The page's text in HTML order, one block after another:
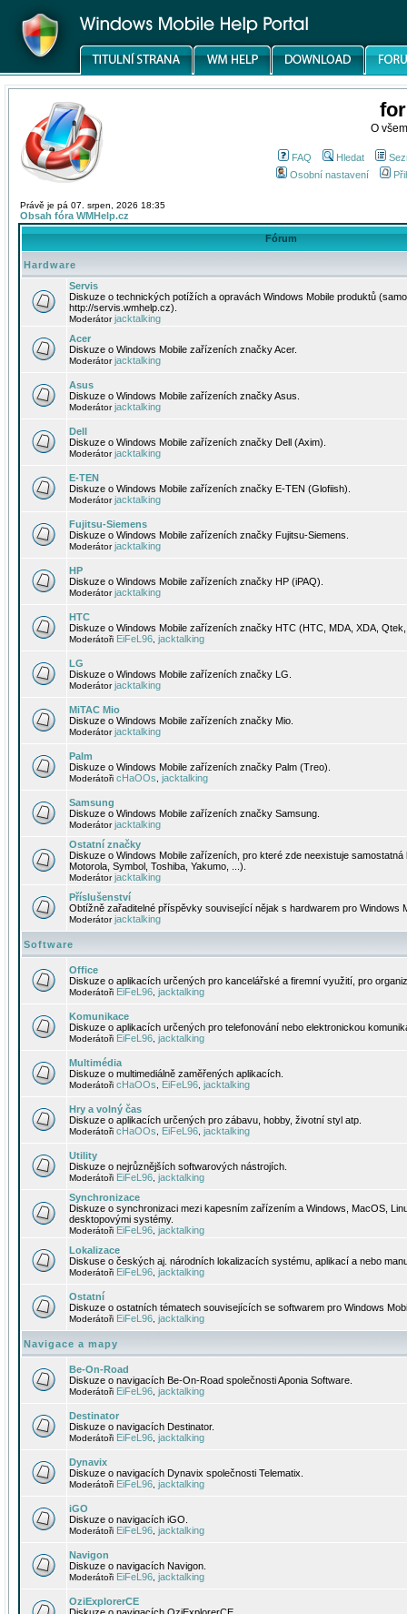
O
FAQ Hledat
Osobní nastavení
Právě je pá 07. srpen, 2026 18:35
Obsah fóra WMHelp.cz
Fórum
Hardware
Servis
Diskuze o technických potížích a opravách Windows Mobile produktů
http://servis.wmhelp.cz).
Moderátorjacktalking
Acer
Diskuze o Windows Mobile zařízeních značky Acer.
Moderátorjacktalking
Asus
Diskuze o Windows Mobile zařízeních značky Asus.
Moderátorjacktalking
Dell
Diskuze o Windows Mobile zařízeních značky Dell (Axim).
Moderátorjacktalking
E-TEN
Diskuze o Windows Mobile zařízeních značky E-TEN (Glofiish).
Moderátorjacktalking
Fujitsu-Siemens
Diskuze o Windows Mobile zařízeních značky Fujitsu-Siemens.
Moderátorjacktalking
HP
Diskuze o Windows Mobile zařízeních značky HP (iPAQ).
Moderátorjacktalking
HTC
Diskuze o Windows Mobile zařízeních značky HTC (HTC, MDA, XDA,
Moderátoři EiFeL96 jacktalking
LG
Diskuze o Windows Mobile zařízeních značky LG.
Moderátorjacktalking
MiTAC Mio
Diskuze o Windows Mobile zařízeních značky Mio.
Moderátorjacktalking
Palm
Diskuze o Windows Mobile zařízeních značky Palm (Treo).
Moderátoři cHaOOs jacktalking
Samsung
Diskuze o Windows Mobile zařízeních značky Samsung.
Moderátorjacktalking
Ostatní značky
Diskuze o Windows Mobile zařízeních, pro které zde neexistuje
Motorola, Symbol, Toshiba, Yakumo, ...).
Moderátorjacktalking
Příslušenství
Obtížně zařaditelné příspěvky související nějak s hardwarem pro Windows
Moderátorjacktalking
Software
Office
Diskuze o aplikacích určených pro kancelářské a firemní využití, pro
Moderátoři EiFeL96 jacktalking
Komunikace
Diskuze o aplikacích určených pro telefonování nebo elektronickou
Moderátoři EiFeL96 jacktalking
Multimédia
Diskuze o multimediálně zaměřených aplikacích.
Moderátoři cHaOOs EiFeL96 jacktalking
Hry a volný čas
Diskuze o aplikacích určených pro zábavu, hobby, životní styl atp.
Moderátoři cHaOOs EiFeL96 jacktalking
Utility
Diskuze o nejrůznějších softwarových nástrojích.
Moderátoři EiFeL96 jacktalking
Synchronizace
Diskuze o synchronizaci mezi kapesním zařízením a Windows, MacOS,
desktopovými systémy.
Moderátoři EiFeL96 jacktalking
Lokalizace
Diskuse o českých aj. národních lokalizacích systému, aplikací a nebo
Moderátoři EiFeL96 jacktalking
Ostatní
Diskuze o ostatních tématech souvisejících se softwarem pro Windows
Moderátoři EiFeL96 jacktalking
Navigace a mapy
Be-On-Road
Diskuze o navigacích Be-On-Road společnosti Aponia Software.
Moderátoři EiFeL96 jacktalking
Destinator
Diskuze o navigacích Destinator.
Moderátoři EiFeL96 jacktalking
Dynavix
Diskuze o navigacích Dynavix společnosti Telematix.
Moderátoři EiFeL96 jacktalking
iGO
Diskuze o navigacích iGO.
Moderátoři EiFeL96 jacktalking
Navigon
Diskuze o navigacích Navigon.
Moderátoři EiFeL96 jacktalking
OziExplorerCE